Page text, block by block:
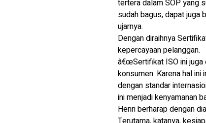
tertera dalam SOP yang
sudah bagus, dapat juga
ujarnya.
Dengan diraihnya
kepercayaan pelanggan.
â€œSertifikat ISO ini juga
konsumen. Karena hal
dengan standar
ini menjadi kenyamanan
Henri berharap dengan